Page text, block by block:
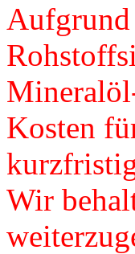
Aufgrund
Kosten
Wir